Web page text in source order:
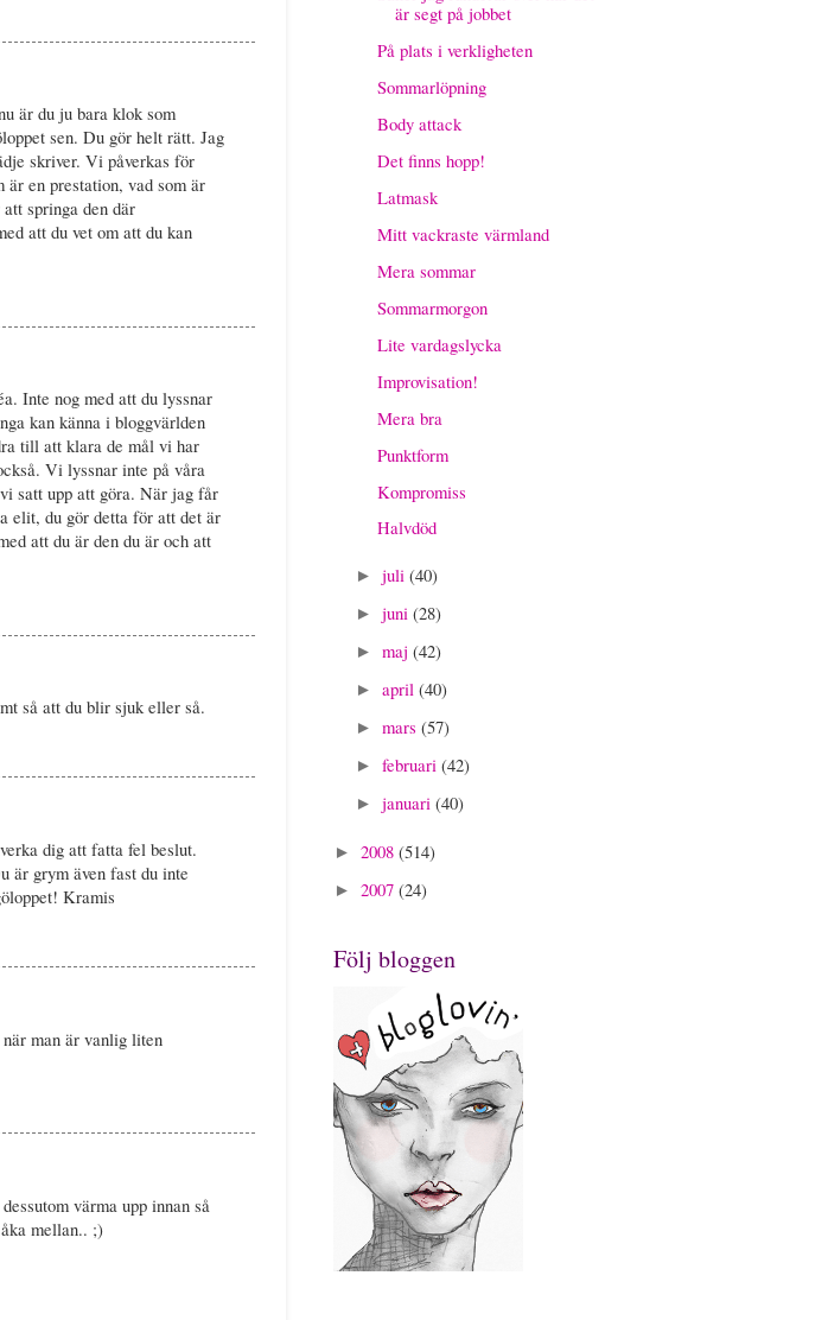
är du ju bara klok som
sen. Du gör helt rätt. Jag
skriver. Vi påverkas för
är en prestation, vad som är
springa den där
att du vet om att du kan
Inte nog med att du lyssnar
kan känna i bloggvärlden
till att klara de mål vi har
Vi lyssnar inte på våra
satt upp att göra. När jag får
elit, du gör detta för att det är
att du är den du är och att
så att du blir sjuk eller så.
dig att fatta fel beslut.
är grym även fast du inte
Kramis
man är vanlig liten
värma upp innan så
mellan.. ;)
är segt på jobbet
På plats i verkligheten
Sommarlöpning
Body attack
Det finns hopp!
Latmask
Mitt vackraste värmland
Mera sommar
Sommarmorgon
Lite vardagslycka
Improvisation!
Mera bra
Punktform
Kompromiss
Halvdöd
► juli (40)
► juni (28)
► maj (42)
► april (40)
► mars (57)
► februari (42)
► januari (40)
► 2008 (514)
► 2007 (24)
Följ bloggen